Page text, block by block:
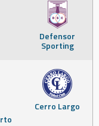
Defensor
Sporting
Cerro Largo